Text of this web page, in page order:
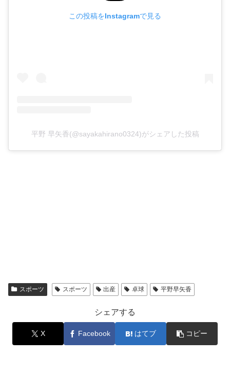
この投稿をInstagramで見る
平野 早矢香(@sayakahirano0324)がシェアした投稿
スポーツ スポーツ 出産 卓球 平野早矢香
シェアする
X Facebook はてブ コピー